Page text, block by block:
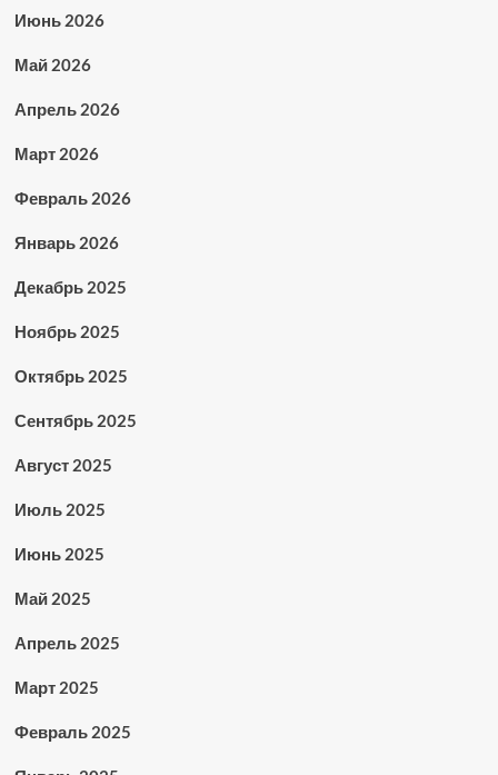
Июнь 2026
Май 2026
Апрель 2026
Март 2026
Февраль 2026
Январь 2026
Декабрь 2025
Ноябрь 2025
Октябрь 2025
Сентябрь 2025
Август 2025
Июль 2025
Июнь 2025
Май 2025
Апрель 2025
Март 2025
Февраль 2025